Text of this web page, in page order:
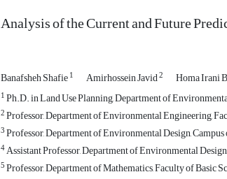
Analysis of the Current and Future
Banafsheh Shafie1 Amirhossein Javid2 Homa Irani
1Ph.D. in Land Use Planning, Department of
2Professor, Department of Environmental Engineering,
3Professor, Department of Environmental Design,
4Assistant Professor, Department of Environmental
5Professor, Department of Mathematics, Faculty of Basic